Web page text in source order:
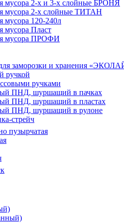
мусора 2-х и 3-х слойные БРОНЯ
мусора 2-х слойные ТИТАН
мусора 120-240л
мусора Пласт
мусора ПРОФИ
заморозки и хранения
ручкой
ручками
ПНД, шуршащий в пачках
ПНД, шуршащий в пластах
ПНД, шуршащий в рулоне
стрейч
пузырчатая